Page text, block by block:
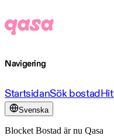
Navigering
StartsidanSök bostad
Svenska
Blocket Bostad är nu Qasa